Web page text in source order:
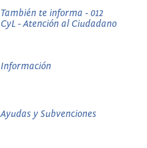
También te informa - 012
CyL - Atención al Ciudadano
Información
Ayudas y Subvenciones